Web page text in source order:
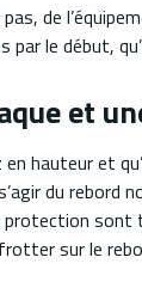
de
par le début,
et
hauteur et
du rebord
sont
sur le